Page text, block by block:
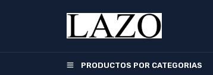
PRODUCTOS POR CATEGORIAS